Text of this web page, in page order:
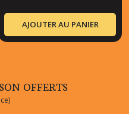
AJOUTER AU PANIER
OFFERTS